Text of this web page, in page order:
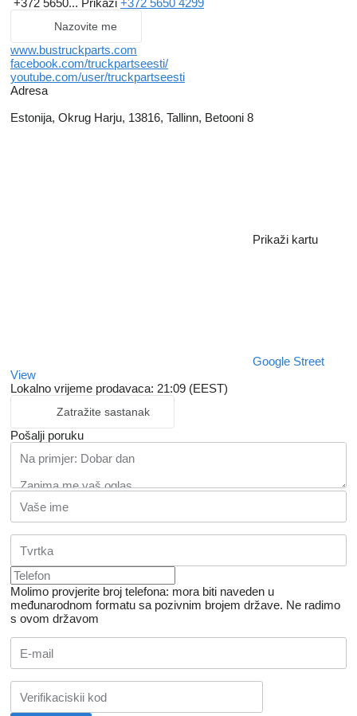
+372 5650... Prikaži +372 5650 4299
Nazovite me
www.bustruckparts.com
facebook.com/truckpartseesti/
youtube.com/user/truckpartseesti
Adresa
Estonija, Okrug Harju, 13816, Tallinn, Betooni 8
Prikaži kartu
Google Street
View
Lokalno vrijeme prodavaca: 21:09 (EEST)
Zatražite sastanak
Pošalji poruku
Molimo provjerite broj telefona: mora biti naveden u
međunarodnom formatu sa pozivnim brojem države. Ne radimo
s ovom državom